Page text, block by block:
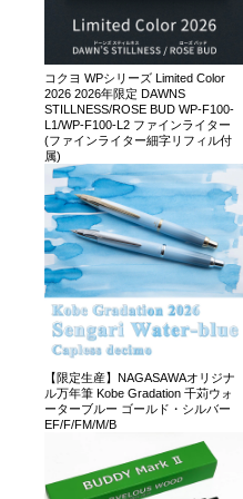
コクヨ WPシリーズ Limited Color
2026 2026年限定 DAWNS
STILLNESS/ROSE BUD WP-F100-
L1/WP-F100-L2 ファインライター
(ファインライター細字リフィル付
属)
【限定生産】NAGASAWAオリジナ
ル万年筆 Kobe Gradation 千苅ウォ
ーターブルー ゴールド・シルバー
EF/F/FM/M/B